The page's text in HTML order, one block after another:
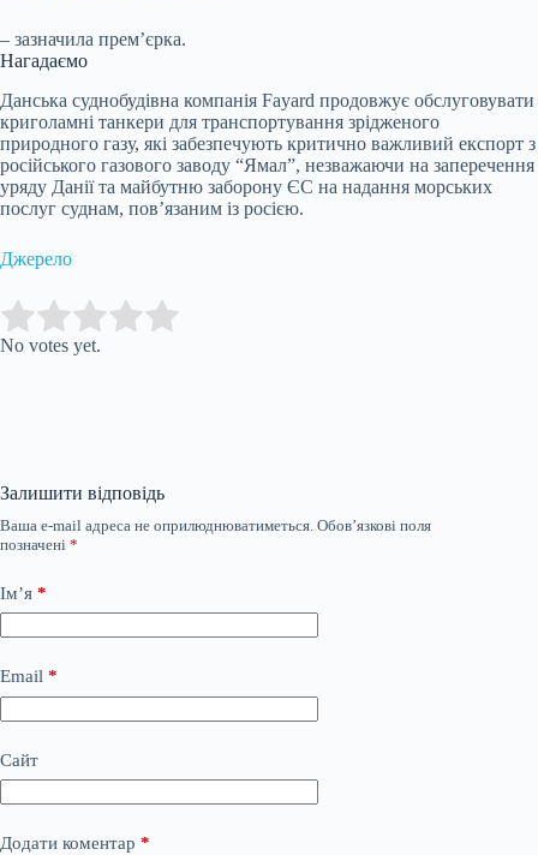
– зазначила прем’єрка.
Нагадаємо
Данська суднобудівна компанія Fayard продовжує обслуговувати
криголамні танкери для транспортування зрідженого
природного газу, які забезпечують критично важливий експорт з
російського газового заводу “Ямал”, незважаючи на заперечення
уряду Данії та майбутню заборону ЄС на надання морських
послуг суднам, пов’язаним із росією.
Джерело
Rate this item:
No votes yet.
Залишити відповідь
Ваша e-mail адреса не оприлюднюватиметься. Обов’язкові поля
позначені *
Ім’я *
Email *
Сайт
Додати коментар *